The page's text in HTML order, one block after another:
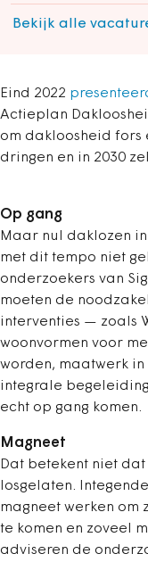
Bekijk alle
Eind 2022
Actieplan
om dakloosheid fors
dringen en in 2030
Op gang
Maar nul daklozen
met dit tempo niet
onderzoekers van
moeten de
interventies — zoals
woonvormen voor
worden, maatwerk in
integrale
echt op gang komen.
Magneet
Dat betekent niet
losgelaten.
magneet werken om
te komen en zoveel
adviseren de